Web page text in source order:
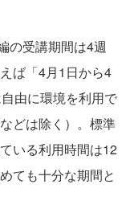
の受講期間は4週
ば「4月1日から4
由に環境を利用で
どは除く）。標準
いる利用時間は12
ても十分な期間と